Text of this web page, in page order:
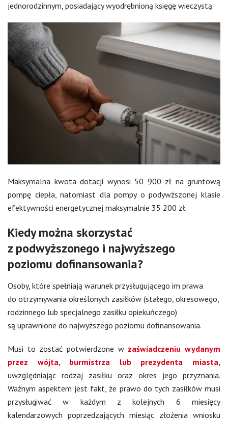
jednorodzinnym, posiadający wyodrębnioną księgę wieczystą.
Maksymalna kwota dotacji wynosi 50 900 zł na gruntową
pompę ciepła, natomiast dla pompy o podywższonej klasie
efektywności energetycznej maksymalnie 35 200 zł.
Kiedy można skorzystać
z podwyższonego i najwyższego
poziomu dofinansowania?
Osoby, które spełniają warunek przysługującego im prawa
do otrzymywania określonych zasiłków (stałego, okresowego,
rodzinnego lub specjalnego zasiłku opiekuńczego)
są uprawnione do najwyższego poziomu dofinansowania.
Musi to zostać potwierdzone w zaświadczeniu wydanym
przez wójta, burmistrza lub prezydenta miasta,
uwzględniając rodzaj zasiłku oraz okres jego przyznania.
Ważnym aspektem jest fakt, że prawo do tych zasiłków musi
przysługiwać w każdym z kolejnych 6 miesięcy
kalendarzowych poprzedzających miesiąc złożenia wniosku